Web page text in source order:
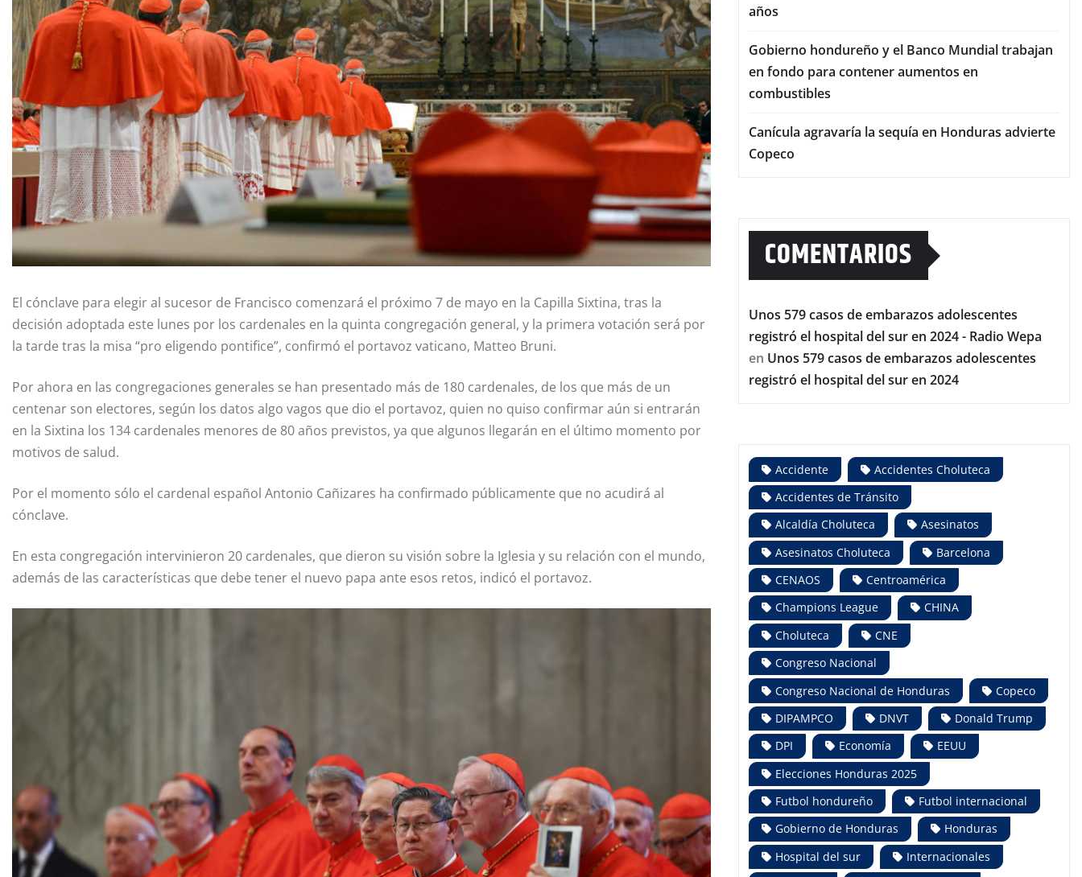
El cónclave para elegir al sucesor de Francisco comenzará el próximo 7 de mayo en la Capilla Sixtina, tras la
decisión adoptada este lunes por los cardenales en la quinta congregación general, y la primera votación será por
la tarde tras la misa “pro eligendo pontifice”, confirmó el portavoz vaticano, Matteo Bruni.
Por ahora en las congregaciones generales se han presentado más de 180 cardenales, de los que más de un
centenar son electores, según los datos algo vagos que dio el portavoz, quien no quiso confirmar aún si entrarán
en la Sixtina los 134 cardenales menores de 80 años previstos, ya que algunos llegarán en el último momento por
motivos de salud.
Por el momento sólo el cardenal español Antonio Cañizares ha confirmado públicamente que no acudirá al
cónclave.
En esta congregación intervinieron 20 cardenales, que dieron su visión sobre la Iglesia y su relación con el mundo,
además de las características que debe tener el nuevo papa ante esos retos, indicó el portavoz.
años
Gobierno hondureño y el Banco Mundial trabajan
en fondo para contener aumentos en
combustibles
Canícula agravaría la sequía en Honduras advierte
Copeco
COMENTARIOS
Unos 579 casos de embarazos adolescentes
registró el hospital del sur en 2024 - Radio Wepa
en Unos 579 casos de embarazos adolescentes
registró el hospital del sur en 2024
Accidente
Accidentes Choluteca
Accidentes de Tránsito
Alcaldía Choluteca
Asesinatos
Asesinatos Choluteca
Barcelona
CENAOS
Centroamérica
Champions League
CHINA
Choluteca
CNE
Congreso Nacional
Congreso Nacional de Honduras
Copeco
DIPAMPCO
DNVT
Donald Trump
DPI
Economía
EEUU
Elecciones Honduras 2025
Futbol hondureño
Futbol internacional
Gobierno de Honduras
Honduras
Hospital del sur
Internacionales